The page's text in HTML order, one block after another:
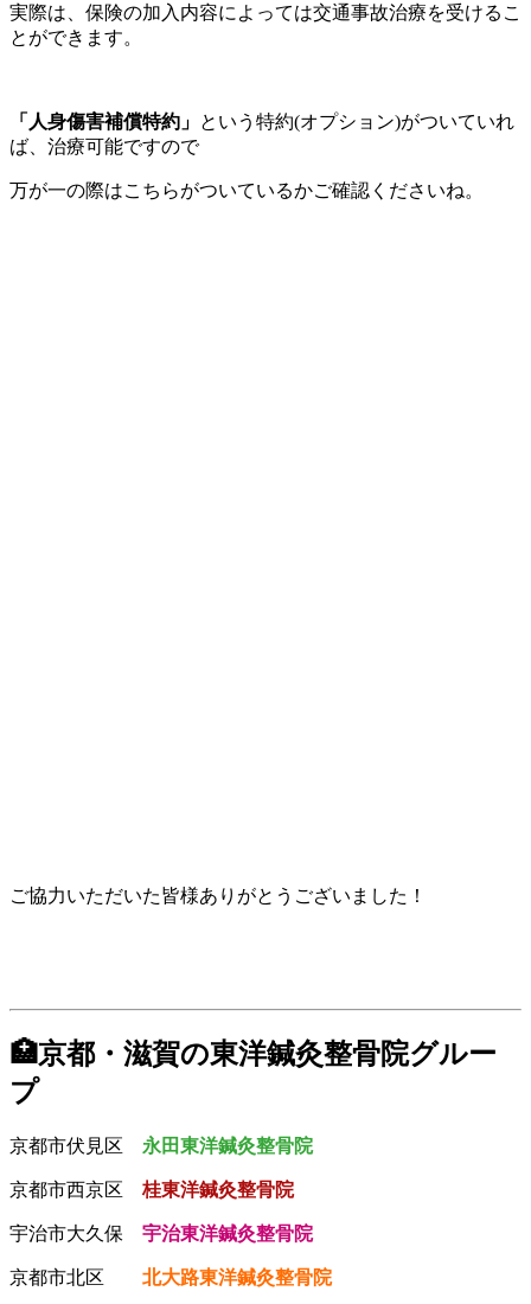
実際は、保険の加入内容によっては交通事故治療を受けるこ
とができます。
「人身傷害補償特約」 という特約(オプション)がついていれ
ば、治療可能ですので
万が一の際はこちらがついているかご確認くださいね。
ご協力いただいた皆様ありがとうございました！
🏥京都・滋賀の東洋鍼灸整骨院グルー
プ
京都市伏見区 永田東洋鍼灸整骨院
京都市西京区 桂東洋鍼灸整骨院
宇治市大久保 宇治東洋鍼灸整骨院
京都市北区 北大路東洋鍼灸整骨院